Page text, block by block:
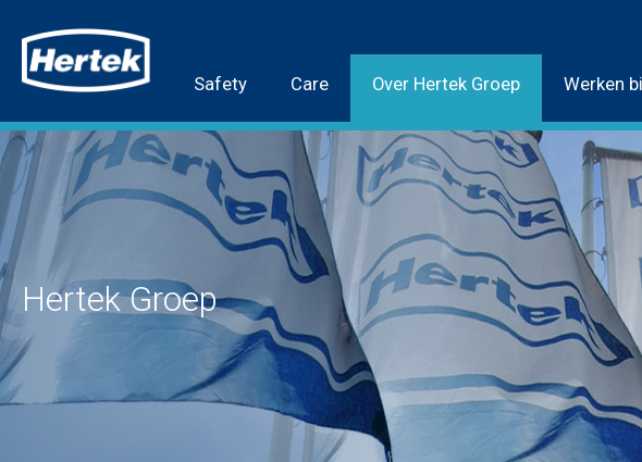
Safety Care Over Hertek Groep Werken
Hertek Groep